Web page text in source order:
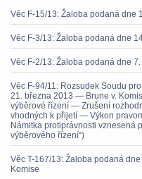
Věc F-15/13: Žaloba podaná dne
Věc F-3/13: Žaloba podaná dne
Věc F-2/13: Žaloba podaná dne
Věc F-94/11: Rozsudek Soudu
21. března 2013 — Brune v.
výběrové řízení — Zrušení
vhodných k přijetí — Výkon
Námitka protiprávnosti vznesená
výběrového řízení“)
Věc T-167/13: Žaloba podaná
Komise